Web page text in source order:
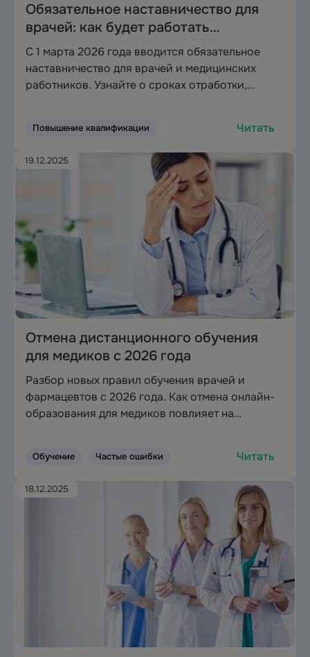
Обязательное наставничество для
врачей: как будет работать
медицинская реформа 2026 года
С 1 марта 2026 года вводится обязательное
наставничество для врачей и медицинских
работников. Узнайте о сроках отработки,
распределения. Полный анализ реформы.
Повышение квалификации Читать
19.12.2025
Отмена дистанционного обучения
для медиков с 2026 года
Разбор новых правил обучения врачей и
фармацевтов с 2026 года. Как отмена онлайн-
образования для медиков повлияет на
Обучение Частые ошибки Читать
18.12.2025